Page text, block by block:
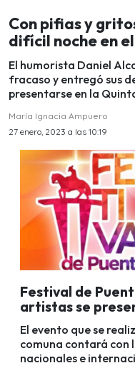
Con pifias y
difícil noche en
El humorista Daniel
fracaso y entregó sus
presentarse en la
María Ignacia Ampuero
27 enero, 2023 a las 10:19
Festival de
artistas se
El evento que se
comuna contará con
nacionales e